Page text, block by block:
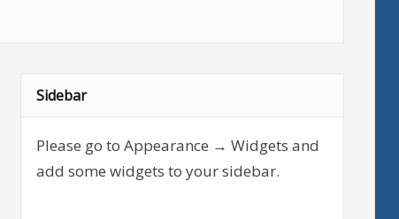
Sidebar
Please go to Appearance → Widgets and
add some widgets to your sidebar.